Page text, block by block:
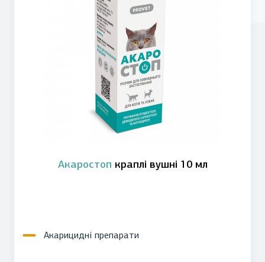
Акаростоп краплі вушні 10 мл
Акарицидні препарати